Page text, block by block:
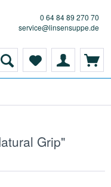
0 64 84 89 270 70
service@linsensuppe.de
Grip"